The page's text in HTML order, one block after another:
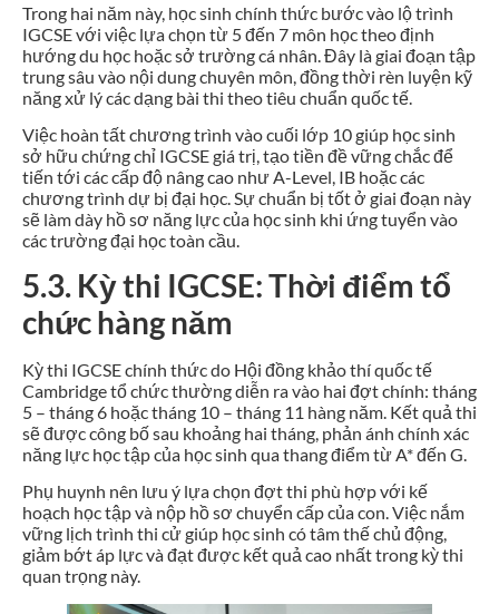
Trong hai năm này, học sinh chính thức bước vào lộ trình
IGCSE với việc lựa chọn từ 5 đến 7 môn học theo định
hướng du học hoặc sở trường cá nhân. Đây là giai đoạn tập
trung sâu vào nội dung chuyên môn, đồng thời rèn luyện kỹ
năng xử lý các dạng bài thi theo tiêu chuẩn quốc tế.
Việc hoàn tất chương trình vào cuối lớp 10 giúp học sinh
sở hữu chứng chỉ IGCSE giá trị, tạo tiền đề vững chắc để
tiến tới các cấp độ nâng cao như A-Level, IB hoặc các
chương trình dự bị đại học. Sự chuẩn bị tốt ở giai đoạn này
sẽ làm dày hồ sơ năng lực của học sinh khi ứng tuyển vào
các trường đại học toàn cầu.
5.3. Kỳ thi IGCSE: Thời điểm tổ
chức hàng năm
Kỳ thi IGCSE chính thức do Hội đồng khảo thí quốc tế
Cambridge tổ chức thường diễn ra vào hai đợt chính: tháng
5 – tháng 6 hoặc tháng 10 – tháng 11 hàng năm. Kết quả thi
sẽ được công bố sau khoảng hai tháng, phản ánh chính xác
năng lực học tập của học sinh qua thang điểm từ A* đến G.
Phụ huynh nên lưu ý lựa chọn đợt thi phù hợp với kế
hoạch học tập và nộp hồ sơ chuyển cấp của con. Việc nắm
vững lịch trình thi cử giúp học sinh có tâm thế chủ động,
giảm bớt áp lực và đạt được kết quả cao nhất trong kỳ thi
quan trọng này.